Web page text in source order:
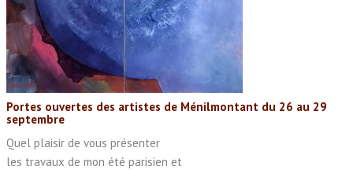
Portes ouvertes des artistes de Ménilmontant du 26 au 29
septembre
Quel plaisir de vous présenter
les travaux de mon été parisien et